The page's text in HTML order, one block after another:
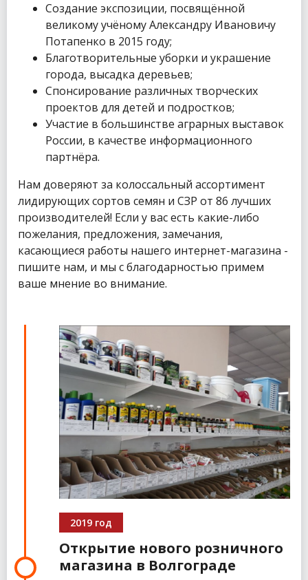
Создание экспозиции, посвящённой
великому учёному Александру Ивановичу
Потапенко в 2015 году;
Благотворительные уборки и украшение
города, высадка деревьев;
Спонсирование различных творческих
проектов для детей и подростков;
Участие в большинстве аграрных выставок
России, в качестве информационного
партнёра.
Нам доверяют за колоссальный ассортимент
лидирующих сортов семян и СЗР от 86 лучших
производителей! Если у вас есть какие-либо
пожелания, предложения, замечания,
касающиеся работы нашего интернет-магазина -
пишите нам, и мы с благодарностью примем
ваше мнение во внимание.
2019 год
Открытие нового розничного
магазина в Волгограде